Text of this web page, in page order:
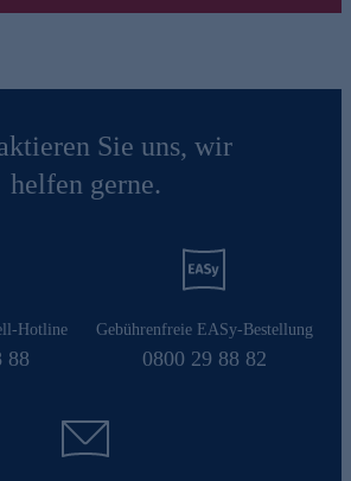
Sie uns, wir
helfen gerne.
Hotline
88
Gebührenfreie EASy-Bestellung
0800 29 88 82